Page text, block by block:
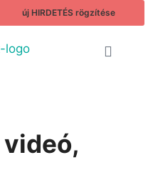
új HIRDETÉS rögzítése